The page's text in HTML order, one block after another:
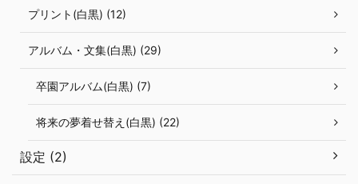
プリント(白黒) (12)
アルバム・文集(白黒) (29)
卒園アルバム(白黒) (7)
将来の夢着せ替え(白黒) (22)
設定 (2)